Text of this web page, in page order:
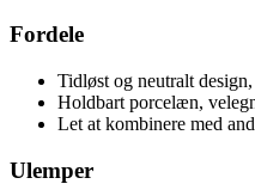
Fordele
Tidløst og neutralt
Holdbart porcelæn,
Let at kombinere med
Ulemper